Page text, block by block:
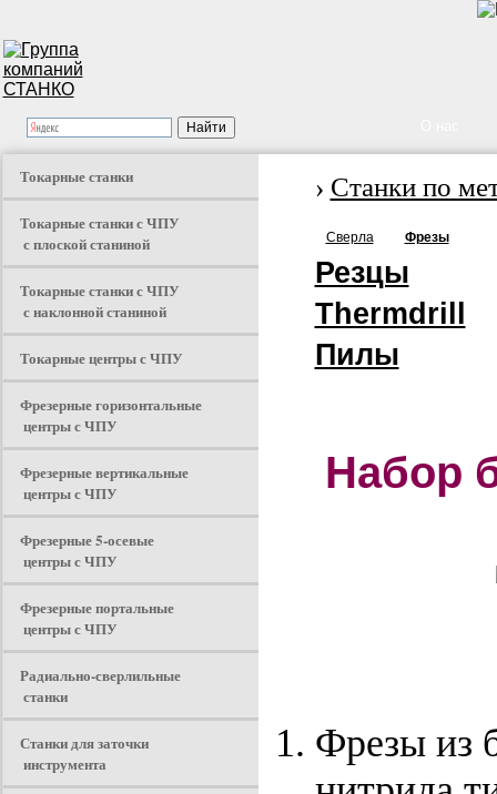
Токарные станки
Токарные станки с ЧПУ
с плоской станиной
Токарные станки с ЧПУ
с наклонной станиной
Токарные центры с ЧПУ
Фрезерные горизонтальные
центры с ЧПУ
Фрезерные вертикальные
центры с ЧПУ
Фрезерные 5-осевые
центры с ЧПУ
Фрезерные портальные
центры с ЧПУ
Радиально-сверлильные
станки
Станки для заточки
инструмента
› Станки по
Сверла Фрезы
Резцы
Thermdrill
Пилы
Набор
Фрезы из